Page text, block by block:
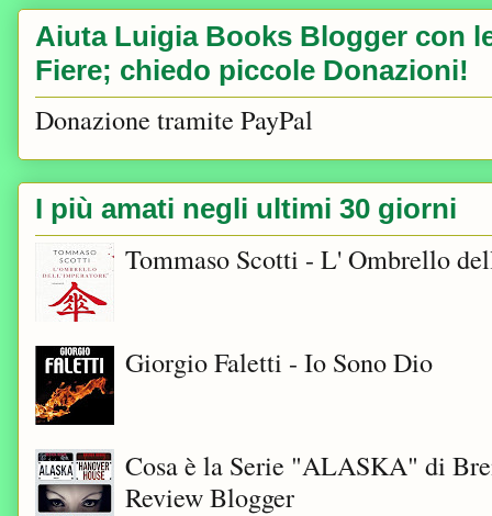
Aiuta Luigia Books Blogger con
Fiere; chiedo piccole Donazioni!
Donazione tramite PayPal
I più amati negli ultimi 30 giorni
Tommaso Scotti - L' Ombrello
Giorgio Faletti - Io Sono Dio
Cosa è la Serie "ALASKA" di
Review Blogger